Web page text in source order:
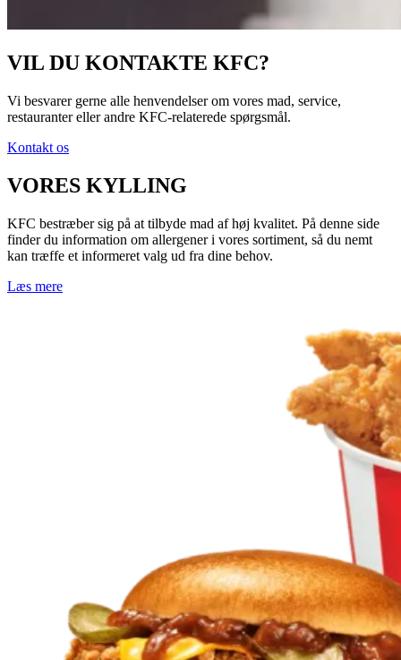
VIL DU KONTAKTE KFC?
Vi besvarer gerne alle henvendelser om vores mad, service,
restauranter eller andre KFC‑relaterede spørgsmål.
Kontakt os
VORES KYLLING
KFC bestræber sig på at tilbyde mad af høj kvalitet. På denne side
finder du information om allergener i vores sortiment, så du nemt
kan træffe et informeret valg ud fra dine behov.
Læs mere